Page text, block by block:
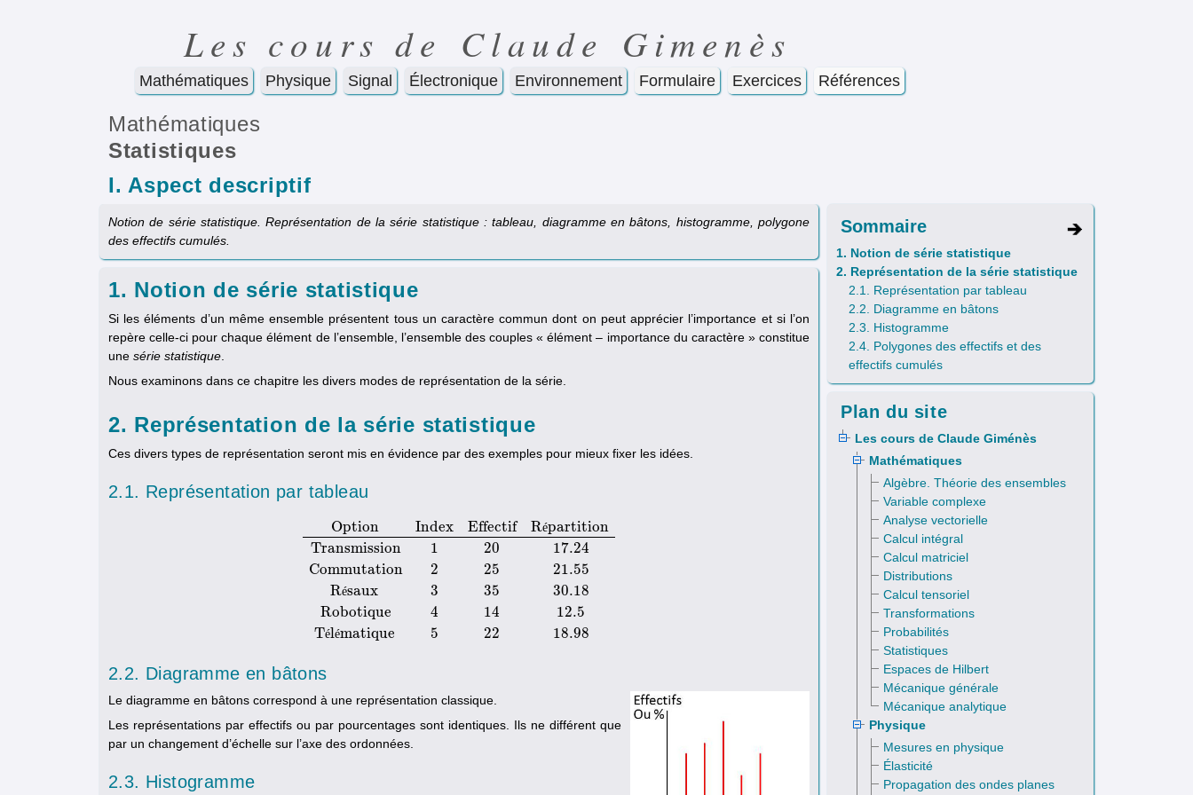
Les cours de Claude Gimenès
Mathématiques Physique Signal Électronique Environnement Formulaire Exercices Références
Mathématiques
Statistiques
I. Aspect descriptif
Sommaire
1. Notion de série statistique
2. Représentation de la série statistique
2.1. Représentation par tableau
2.2. Diagramme en bâtons
2.3. Histogramme
2.4. Polygones des effectifs et des
effectifs cumulés
Plan du site
Les cours de Claude Giménès
Mathématiques
Algèbre. Théorie des ensembles
Variable complexe
Analyse vectorielle
Calcul intégral
Calcul matriciel
Distributions
Calcul tensoriel
Transformations
Probabilités
Statistiques
Espaces de Hilbert
Mécanique générale
Mécanique analytique
Physique
Mesures en physique
Élasticité
Propagation des ondes planes
Notion de série statistique. Représentation de la série statistique : tableau, diagramme en bâtons, histogramme, polygone
des effectifs cumulés.
1. Notion de série statistique
Si les éléments d’un même ensemble présentent tous un caractère commun dont on peut apprécier l’importance et si l’on
repère celle-ci pour chaque élément de l’ensemble, l’ensemble des couples « élément – importance du caractère » constitue
une série statistique
Nous examinons dans ce chapitre les divers modes de représentation de la série.
2. Représentation de la série statistique
Ces divers types de représentation seront mis en évidence par des exemples pour mieux fixer les idées.
2.1. Représentation par tableau
Option
Transmission
Commutation
Résaux
Robotique
Télématique
Index
1
2
3
4
5
Effectif
20
25
35
14
22
Répartition
17.24
21.55
30.18
12.5
18.98
Robotique41412.5Télématique
2.2. Diagramme en bâtons
Le diagramme en bâtons correspond à une représentation classique.
Les représentations par effectifs ou par pourcentages sont identiques. Ils ne différent que
par un changement d’échelle sur l’axe des ordonnées.
2.3. Histogramme